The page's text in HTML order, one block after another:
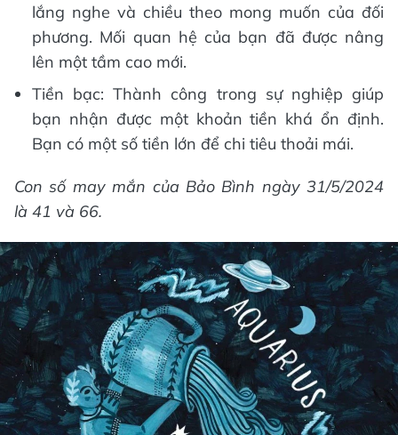
lắng nghe và chiều theo mong muốn của đối
phương. Mối quan hệ của bạn đã được nâng
lên một tầm cao mới.
Tiền bạc: Thành công trong sự nghiệp giúp
bạn nhận được một khoản tiền khá ổn định.
Bạn có một số tiền lớn để chi tiêu thoải mái.
Con số may mắn của Bảo Bình ngày 31/5/2024
là 41 và 66.